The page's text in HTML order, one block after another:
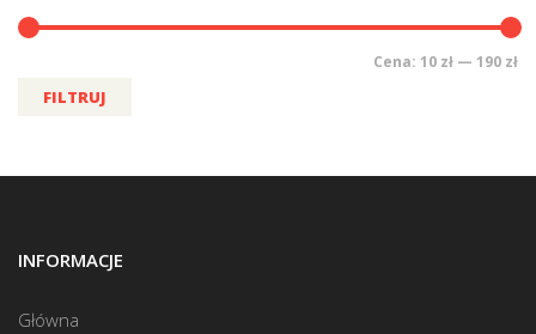
FILTRUJ
Cena: 10 zł — 190 zł
INFORMACJE
Główna